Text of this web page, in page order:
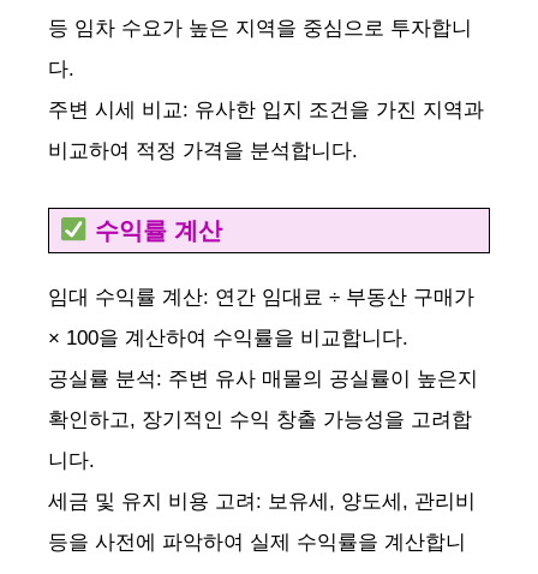
등 임차 수요가 높은 지역을 중심으로 투자합니
다.
주변 시세 비교: 유사한 입지 조건을 가진 지역과
비교하여 적정 가격을 분석합니다.
수익률 계산
임대 수익률 계산: 연간 임대료 ÷ 부동산 구매가
× 100을 계산하여 수익률을 비교합니다.
공실률 분석: 주변 유사 매물의 공실률이 높은지
확인하고, 장기적인 수익 창출 가능성을 고려합
니다.
세금 및 유지 비용 고려: 보유세, 양도세, 관리비
등을 사전에 파악하여 실제 수익률을 계산합니